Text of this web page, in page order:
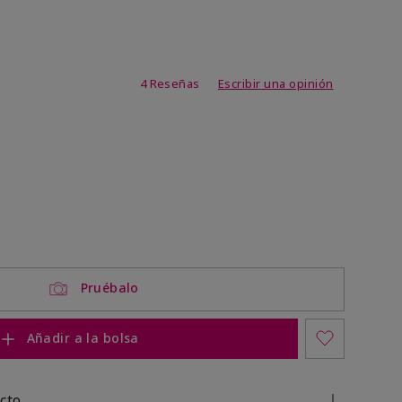
3,1 de 5
4 Reseñas Escribir una opinión
Pruébalo
Añadir a la bolsa